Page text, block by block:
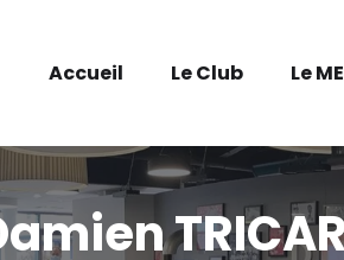
Accueil Le Club Le